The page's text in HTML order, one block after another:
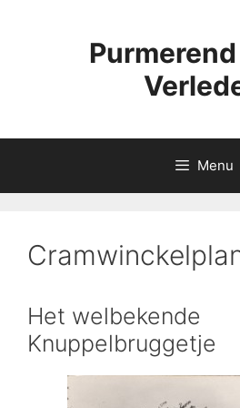
Menu
Het welbekende
Knuppelbruggetje